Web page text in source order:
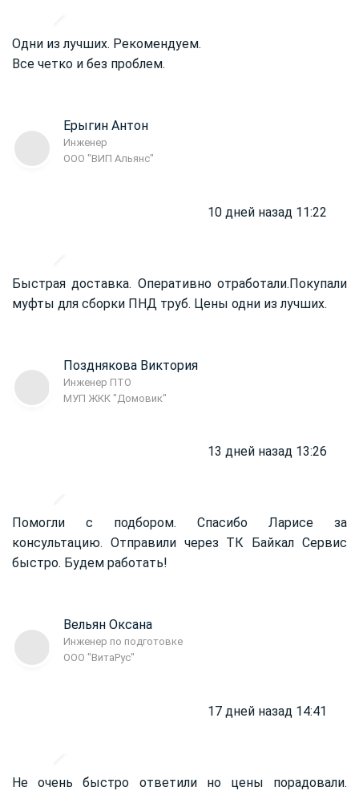
Одни из лучших. Рекомендуем.
Все четко и без проблем.
Ерыгин Антон
Инженер
ООО "ВИП Альянс"
10 дней назад 11:22
Быстрая доставка. Оперативно отработали.Покупали
муфты для сборки ПНД труб. Цены одни из лучших.
Позднякова Виктория
Инженер ПТО
МУП ЖКК "Домовик"
13 дней назад 13:26
Помогли с подбором. Спасибо Ларисе за
консультацию. Отправили через ТК Байкал Сервис
быстро. Будем работать!
Вельян Оксана
Инженер по подготовке
ООО "ВитаРус"
17 дней назад 14:41
Не очень быстро ответили но цены порадовали.